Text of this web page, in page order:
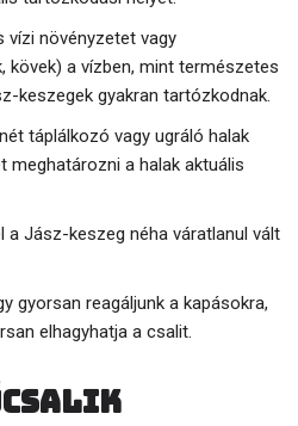
vízi növényzetet vagy
kövek) a vízben, mint természetes
keszegek gyakran tartózkodnak.
táplálkozó vagy ugráló halak
meghatározni a halak aktuális
a Jász-keszeg néha váratlanul vált
gyorsan reagáljunk a kapásokra,
elhagyhatja a csalit.